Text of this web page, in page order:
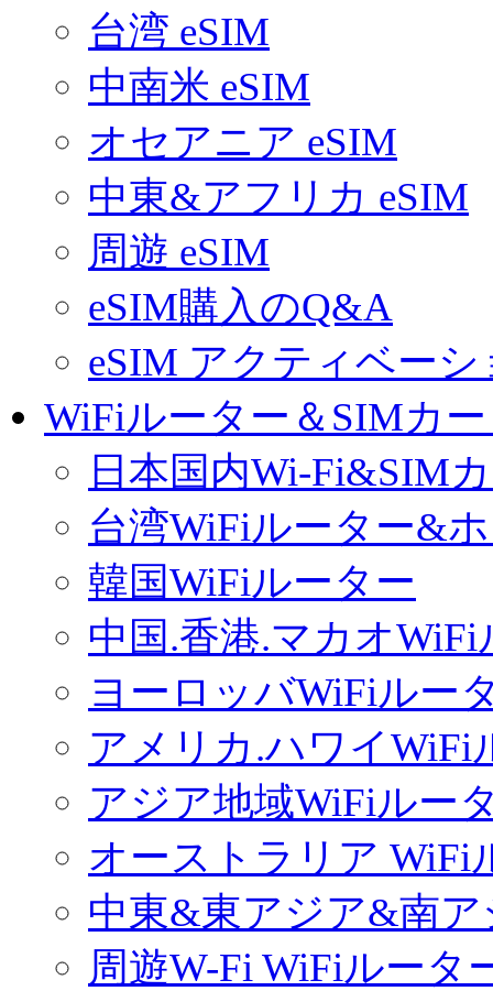
台湾 eSIM
中南米 eSIM
オセアニア eSIM
中東&アフリカ eSIM
周遊 eSIM
eSIM購入のQ&A
eSIM アクティベー
WiFiルーター＆SIMカ
日本国内Wi-Fi&SIM
台湾WiFiルーター&
韓国WiFiルーター
中国.香港.マカオWiFi
ヨーロッバWiFiルー
アメリカ.ハワイWiFi
アジア地域WiFiルー
オーストラリア WiFi
中東&東アジア&南
周遊W-Fi WiFiルータ